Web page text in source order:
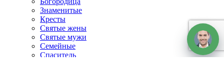
Знаменитые
Кресты
Святые жены
Святые мужи
Семейные
Спаситель